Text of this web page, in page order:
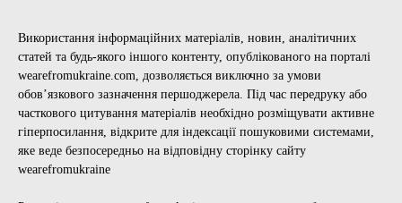
Використання інформаційних матеріалів, новин, аналітичних
статей та будь-якого іншого контенту, опублікованого на порталі
wearefromukraine.com, дозволяється виключно за умови
обов’язкового зазначення першоджерела. Під час передруку або
часткового цитування матеріалів необхідно розміщувати активне
гіперпосилання, відкрите для індексації пошуковими системами,
яке веде безпосередньо на відповідну сторінку сайту
wearefromukraine